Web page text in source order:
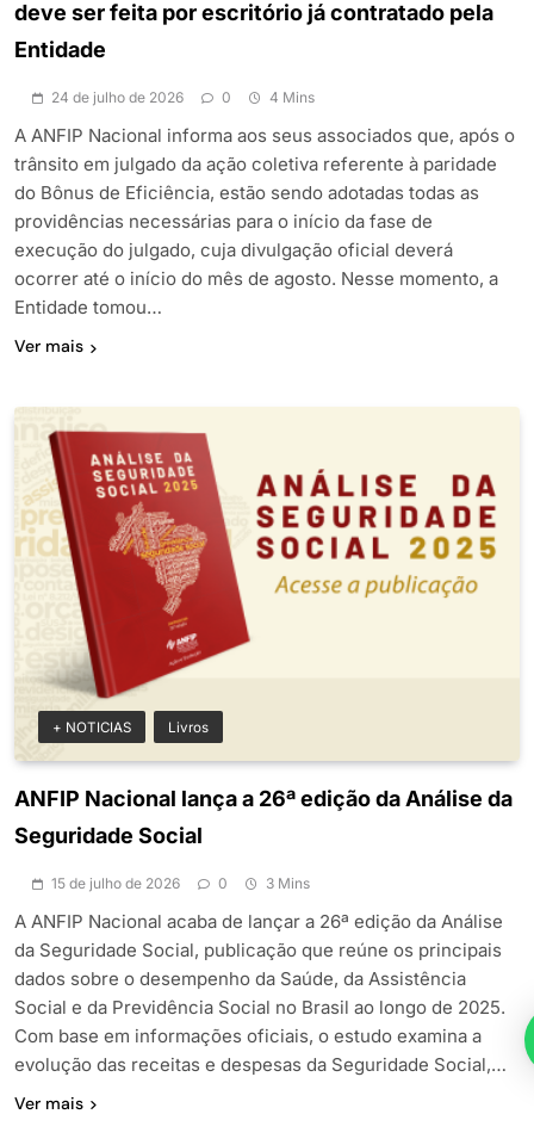
deve ser feita por escritório já contratado pela
Entidade
24 de julho de 2026 0 4 Mins
A ANFIP Nacional informa aos seus associados que, após o
trânsito em julgado da ação coletiva referente à paridade
do Bônus de Eficiência, estão sendo adotadas todas as
providências necessárias para o início da fase de
execução do julgado, cuja divulgação oficial deverá
ocorrer até o início do mês de agosto. Nesse momento, a
Entidade tomou…
Ver mais
+ NOTICIAS Livros
ANFIP Nacional lança a 26ª edição da Análise da
Seguridade Social
15 de julho de 2026 0 3 Mins
A ANFIP Nacional acaba de lançar a 26ª edição da Análise
da Seguridade Social, publicação que reúne os principais
dados sobre o desempenho da Saúde, da Assistência
Social e da Previdência Social no Brasil ao longo de 2025.
Com base em informações oficiais, o estudo examina a
evolução das receitas e despesas da Seguridade Social,…
Ver mais